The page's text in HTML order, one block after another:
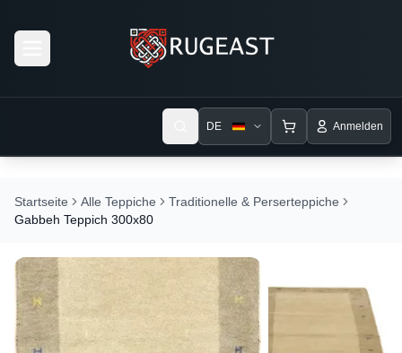
DE Anmelden
Startseite Alle Teppiche
Traditionelle & Perserteppiche
Gabbeh Teppich 300x80